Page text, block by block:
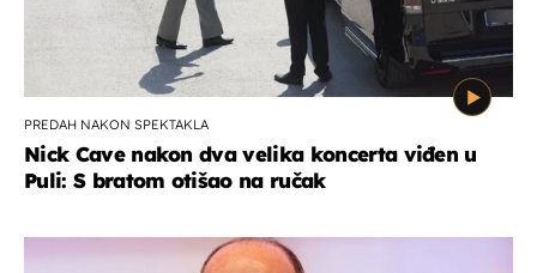
PREDAH NAKON SPEKTAKLA
Nick Cave nakon dva velika koncerta viđen u
Puli: S bratom otišao na ručak